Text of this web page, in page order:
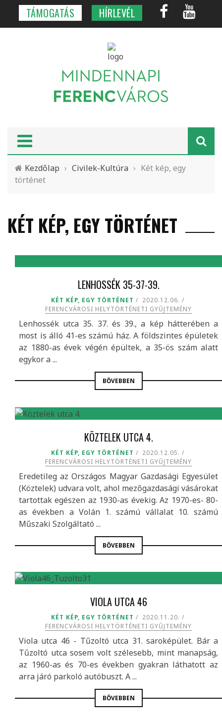
TÁMOGATÁS HÍRLEVÉL
Kezdőlap › Civilek-Kultúra › Két kép, egy
történet
KÉT KÉP, EGY TÖRTÉNET
LENHOSSÉK 35-37-39.
KÉT KÉP, EGY TÖRTÉNET
2020.12.06.
FERENCVÁROSI HELYTÖRTÉNETI GYŰJTEMÉNY
Lenhossék utca 35. 37. és 39., a kép hátterében a
most is álló 41-es számú ház. A földszintes épületek
az 1880-as évek végén épültek, a 35-ös szám alatt
egykor a ...
BŐVEBBEN
KÖZTELEK UTCA 4.
KÉT KÉP, EGY TÖRTÉNET
2020.12.05.
FERENCVÁROSI HELYTÖRTÉNETI GYŰJTEMÉNY
Eredetileg az Országos Magyar Gazdasági Egyesület
(Köztelek) udvara volt, ahol mezőgazdasági vásárokat
tartottak egészen az 1930-as évekig. Az 1970-es- 80-
as években a Volán 1. számú vállalat 10. számú
Műszaki Szolgáltató ...
BŐVEBBEN
VIOLA UTCA 46
KÉT KÉP, EGY TÖRTÉNET
2020.11.20.
FERENCVÁROSI HELYTÖRTÉNETI GYŰJTEMÉNY
Viola utca 46 - Tűzoltó utca 31. saroképület. Bár a
Tűzoltó utca sosem volt szélesebb, mint manapság,
az 1960-as és 70-es években gyakran láthatott az
arra járó parkoló autóbuszt. A ...
BŐVEBBEN